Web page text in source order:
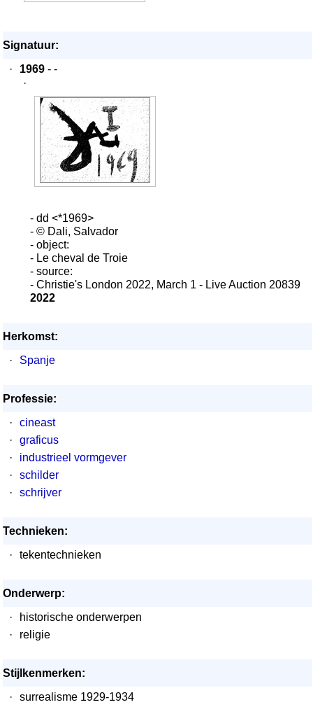
Signatuur:
·
1969 - -
·
- dd <*1969>
- © Dali, Salvador
- object:
- Le cheval de Troie
- source:
- Christie's London 2022, March 1 - Live Auction 20839
2022
Herkomst:
·
Spanje
Professie:
·
cineast
·
graficus
·
industrieel vormgever
·
schilder
·
schrijver
Technieken:
·
tekentechnieken
Onderwerp:
·
historische onderwerpen
·
religie
Stijlkenmerken:
·
surrealisme 1929-1934